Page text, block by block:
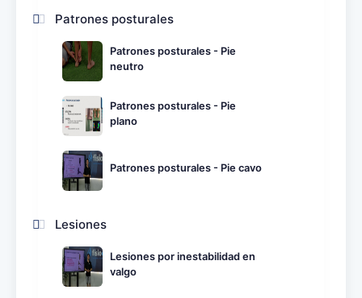
Patrones posturales
Patrones posturales - Pie
neutro
Patrones posturales - Pie
plano
Patrones posturales - Pie cavo
Lesiones
Lesiones por inestabilidad en
valgo